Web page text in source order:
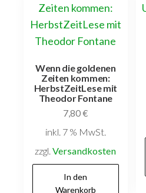
Wenn die goldenen
Zeiten kommen:
HerbstZeitLese mit
Theodor Fontane
7,80€
inkl. 7 % MwSt.
zzgl.Versandkosten
In den
Warenkorb